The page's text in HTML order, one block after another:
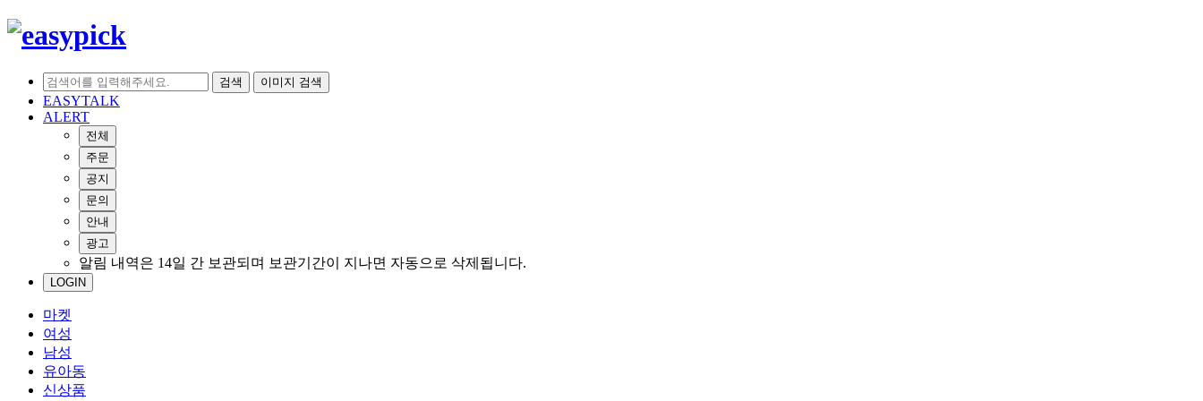
검색 이미지 검색
EASYTALK
ALERT
전체
주문
공지
문의
안내
광고
알림 내역은 14일 간 보관되며 보관기간이 지나면 자동으로 삭제됩니다.
LOGIN
마켓
여성
남성
유아동
신상품